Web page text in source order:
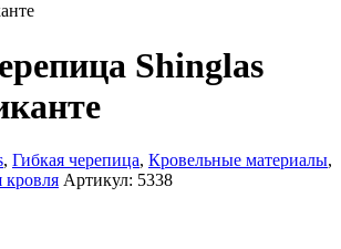
Shinglas
, Гибкая черепица, Кровельные материалы,
кровля Артикул: 5338